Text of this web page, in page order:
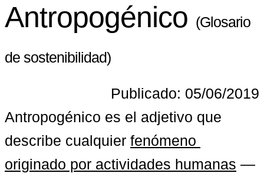
Antropogénico (Glosario
de sostenibilidad)
Publicado: 05/06/2019
Antropogénico es el adjetivo que
describe cualquier fenómeno
originado por actividades humanas —